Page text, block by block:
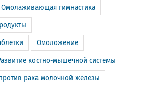
Омолаживающая гимнастика
Омоложение
костно-мышечной системы
рака молочной железы